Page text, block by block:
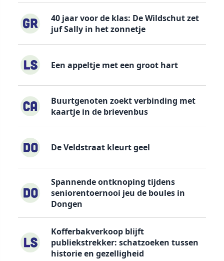
40 jaar voor de klas: De Wildschut zet
juf Sally in het zonnetje
Een appeltje met een groot hart
Buurtgenoten zoekt verbinding met
kaartje in de brievenbus
De Veldstraat kleurt geel
Spannende ontknoping tijdens
seniorentoernooi jeu de boules in
Dongen
Kofferbakverkoop blijft
publiekstrekker: schatzoeken tussen
historie en gezelligheid